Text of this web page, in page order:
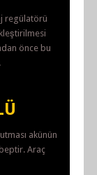
regülatörü
önce bu
akünün
Araç